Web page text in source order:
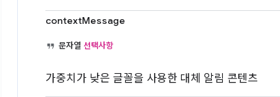
contextMessage
문자열 선택사항
가중치가 낮은 글꼴을 사용한 대체 알림 콘텐츠